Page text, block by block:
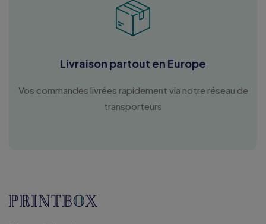
Livraison partout en Europe
Vos commandes livrées rapidement via notre réseau de
transporteurs